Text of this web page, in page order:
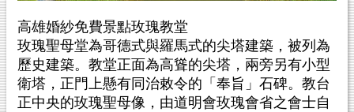
高雄婚紗免費景點玫瑰教堂
玫瑰聖母堂為哥德式與羅馬式的尖塔建築，被列為
歷史建築。教堂正面為高聳的尖塔，兩旁另有小型
衛塔，正門上懸有同治敕令的「奉旨」石碑。教台
正中央的玫瑰聖母像，由道明會玫瑰會省之會士自